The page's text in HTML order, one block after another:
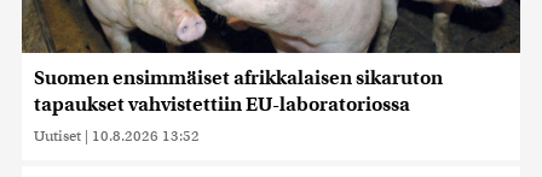
Suomen ensimmäiset afrikkalaisen sikaruton
tapaukset vahvistettiin EU-laboratoriossa
Uutiset | 10.8.2026 13:52